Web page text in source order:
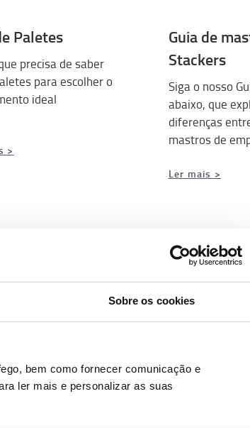
Sobre os cookies
bem como fornecer comunicação e
ler mais e personalizar as suas
Paletes
precisa de saber
para escolher o
ideal
>
Guia de
Stackers
Siga o nosso
abaixo, que
diferenças
mastros de
Ler mais >
se as soluções sem
>
O nosso
Paletes
Conheça a
Paletes